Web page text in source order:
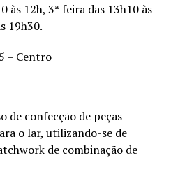
às 12h, 3ª feira das 13h10 às
19h30.
– Centro
de confecção de peças
o lar, utilizando-se de
de combinação de